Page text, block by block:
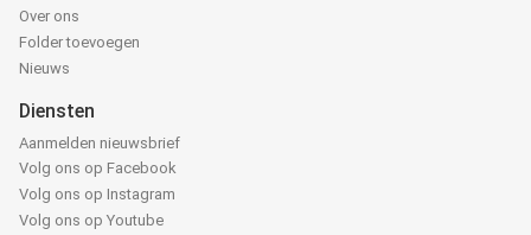
Over ons
Folder toevoegen
Nieuws
Diensten
Aanmelden nieuwsbrief
Volg ons op Facebook
Volg ons op Instagram
Volg ons op Youtube